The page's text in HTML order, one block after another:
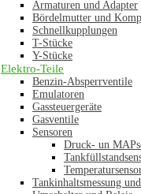
Armaturen und Adapter
Bördelmutter und
Schnellkupplungen
T-Stücke
Y-Stücke
Elektro-Teile
Benzin-Absperrventile
Emulatoren
Gassteuergeräte
Gasventile
Sensoren
Druck- un
Tankinhaltsmessung